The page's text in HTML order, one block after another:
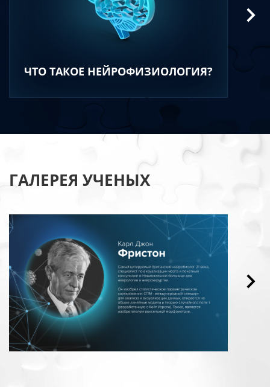
ЧТО ТАКОЕ НЕЙРОФИЗИОЛОГИЯ?
ГАЛЕРЕЯ УЧЕНЫХ